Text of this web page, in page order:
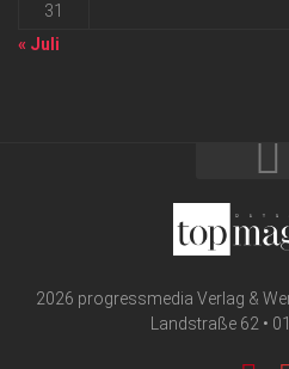
31
« Juli
2026 progressmedia Verlag &
Landstraße 62 •